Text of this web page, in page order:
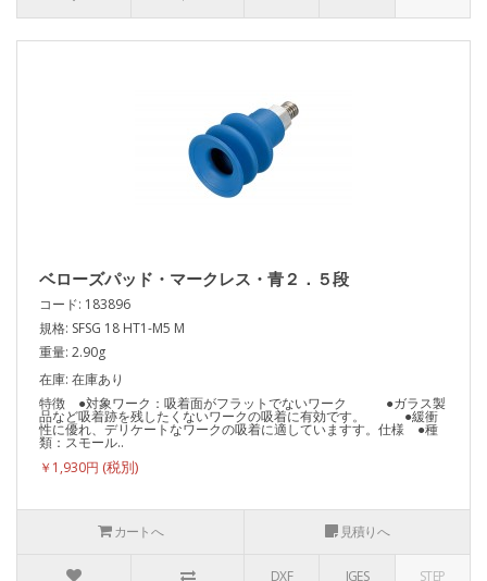
ベローズパッド・マークレス・青２．５段
コード: 183896
規格: SFSG 18 HT1-M5 M
重量: 2.90g
在庫: 在庫あり
特徴 ●対象ワーク：吸着面がフラットでないワーク ●ガラス製
品など吸着跡を残したくないワークの吸着に有効です。 ●緩衝
性に優れ、デリケートなワークの吸着に適していますす。仕様 ●種
類：スモール..
￥1,930円
カートへ 見積りへ
DXF IGES STEP